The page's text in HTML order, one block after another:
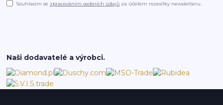
Souhlasím se zpracováním osobních údajů za účelem rozesílky newsletteru.
Naši dodavatelé a výrobci.